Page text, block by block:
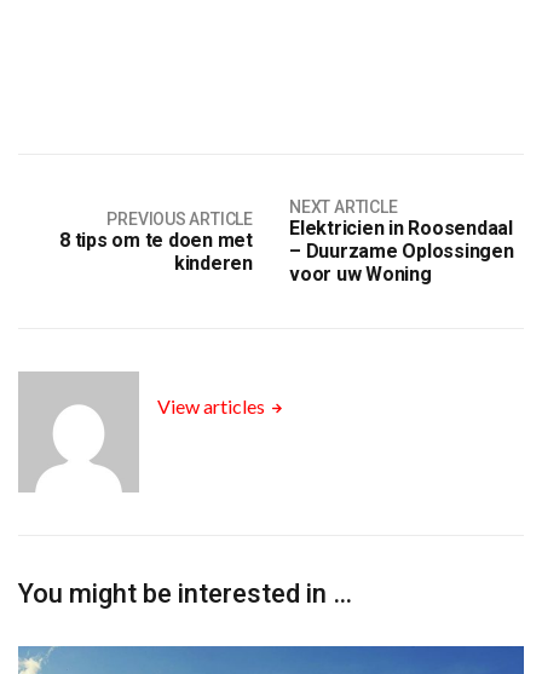
PREVIOUS ARTICLE
8 tips om te doen met
kinderen
NEXT ARTICLE
Elektricien in Roosendaal
– Duurzame Oplossingen
voor uw Woning
View articles
You might be interested in …